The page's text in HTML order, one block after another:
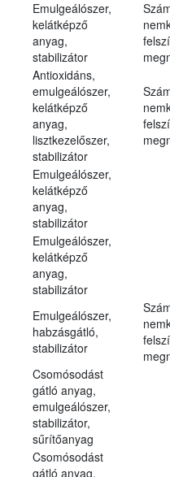
Emulgeálószer,
kelátképző
anyag,
stabilizátor
Antioxidáns,
emulgeálószer,
kelátképző
anyag,
lisztkezelőszer,
stabilizátor
Emulgeálószer,
kelátképző
anyag,
stabilizátor
Emulgeálószer,
kelátképző
anyag,
stabilizátor
Emulgeálószer,
habzásgátló,
stabilizátor
Csomósodást
gátló anyag,
emulgeálószer,
stabilizátor,
sűrítőanyag
Csomósodást
gátló anyag,